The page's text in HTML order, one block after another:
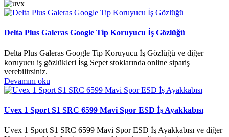
Delta Plus Galeras Google Tip Koruyucu İş Gözlüğü
Delta Plus Galeras Google Tip Koruyucu İş Gözlüğü ve diğer
koruyucu iş gözlükleri İsg Sepet stoklarında online sipariş
verebilirsiniz.
Devamını oku
Uvex 1 Sport S1 SRC 6599 Mavi Spor ESD İş Ayakkabısı
Uvex 1 Sport S1 SRC 6599 Mavi Spor ESD İş Ayakkabısı ve diğer